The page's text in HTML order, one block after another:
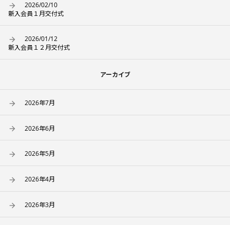
2026/02/10
新入会員１月交付式
2026/01/12
新入会員１２月交付式
アーカイブ
2026年7月
2026年6月
2026年5月
2026年4月
2026年3月